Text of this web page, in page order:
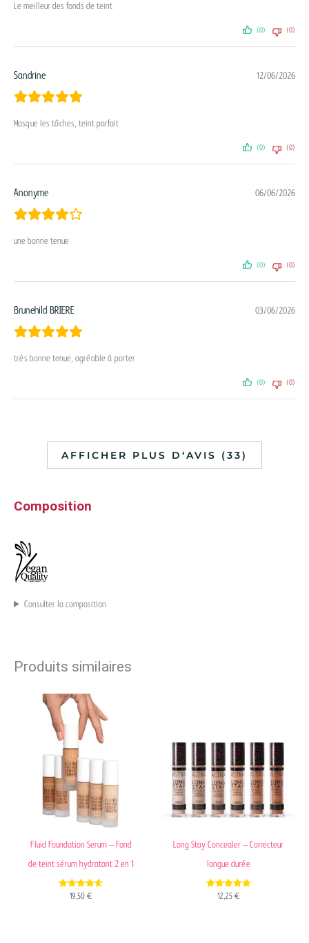
Le meilleur des fonds de teint
(0) (0)
Sandrine 12/06/2026
Masque les tâches, teint parfait
(0) (0)
Anonyme 06/06/2026
une bonne tenue
(0) (0)
Brunehild BRIERE 03/06/2026
très bonne tenue, agréable à porter
(0) (0)
AFFICHER PLUS D‘AVIS (33)
Composition
Consulter la composition
Produits similaires
Fluid Foundation Serum – Fond
de teint sérum hydratant 2 en 1
4.67
19,50 €
Long Stay Concealer – Correcteur
longue durée
4.82
12,25 €